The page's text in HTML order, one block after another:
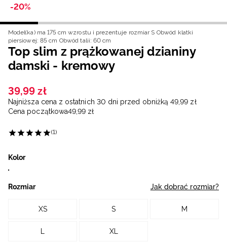
-20%
Model(ka) ma 175 cm wzrostu i prezentuje rozmiar S Obwód klatki
piersiowej: 85 cm Obwód talii: 60 cm
Top slim z prążkowanej dzianiny
damski - kremowy
39,99 zł
Najniższa cena z ostatnich 30 dni przed obniżką 49,99 zł
Cena początkowa49,99 zł
(1)
Kolor
Rozmiar Jak dobrać rozmiar?
XS S M
L XL